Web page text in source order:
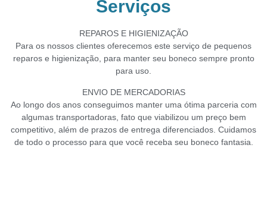
Serviços
REPAROS E HIGIENIZAÇÃO
Para os nossos clientes oferecemos este serviço de pequenos
reparos e higienização, para manter seu boneco sempre pronto
para uso.
ENVIO DE MERCADORIAS
Ao longo dos anos conseguimos manter uma ótima parceria com
algumas transportadoras, fato que viabilizou um preço bem
competitivo, além de prazos de entrega diferenciados. Cuidamos
de todo o processo para que você receba seu boneco fantasia.